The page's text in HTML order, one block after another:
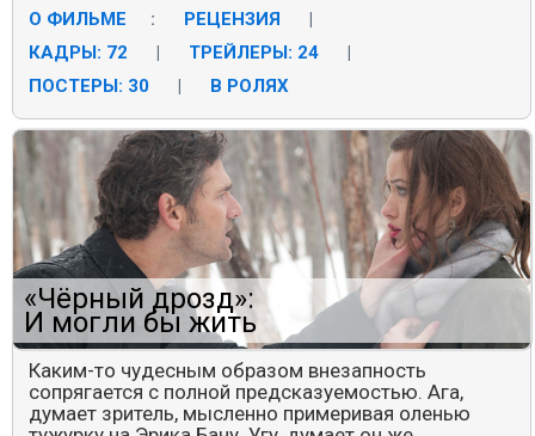
О ФИЛЬМЕ : РЕЦЕНЗИЯ
КАДРЫ: 72
ТРЕЙЛЕРЫ: 24
ПОСТЕРЫ: 30
В РОЛЯХ
«Чёрный дрозд»:
И могли бы жить
Каким-то чудесным образом внезапность
сопрягается с полной предсказуемостью. Ага,
думает зритель, мысленно примеривая оленью